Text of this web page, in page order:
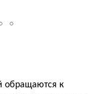
обращаются к